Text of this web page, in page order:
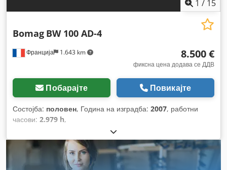
1 / 15
Франција 1.643 km
Bomag BW 100 AD-4
8.500 €
фиксна цена додава се ДДВ
Побарајте Повикајте
Состојба: половен, Година на изградба: 2007, работни
часови: 2.979 h,